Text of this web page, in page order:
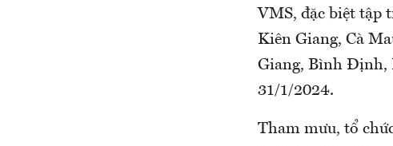
VMS, đặc biệt tập
Kiên Giang, Cà
Giang, Bình Định,
31/1/2024.
Tham mưu, tổ